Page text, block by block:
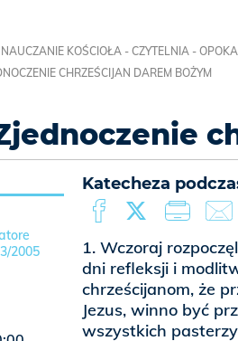
NAUCZANIE KOŚCIOŁA - CZYTELNIA - OPOKA
CHRZEŚCIJAN DAREM BOŻYM
Katecheza
1. Wczoraj
dni refleksji i
chrześcijanom, że
Jezus, winno być
wszystkich
2005